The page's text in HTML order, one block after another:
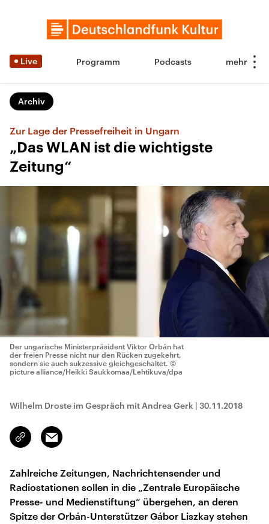
Live Programm Podcasts
Archiv
Zur Lage der Pressefreiheit in Ungarn
„Das WLAN ist die wichtigste
Zeitung“
Der ungarische Ministerpräsident Viktor Orbán hat
der freien Presse nicht nur den Rücken zugekehrt,
sondern sie auch sukzessive gleichgeschaltet. ©
picture alliance/Heikki Saukkomaa/Lehtikuva/dpa
Wilhelm Droste im Gespräch mit Andrea Gerk | 30.11.2018
Link
kopieren/teilen
Email
Zahlreiche Zeitungen, Nachrichtensender und
Radiostationen sollen in die „Zentrale Europäische
Presse- und Medienstiftung“ übergehen, an deren
Spitze der Orbán-Unterstützer Gábor Liszkay stehen